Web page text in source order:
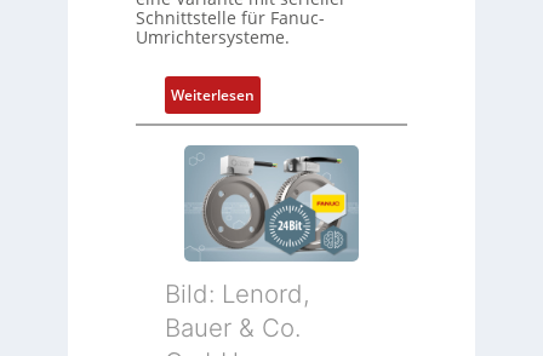
Schnittstelle für Fanuc-
Umrichtersysteme.
Weiterlesen:
D
r
e
h
g
e
e
Bild: Lenord,
Bauer & Co.